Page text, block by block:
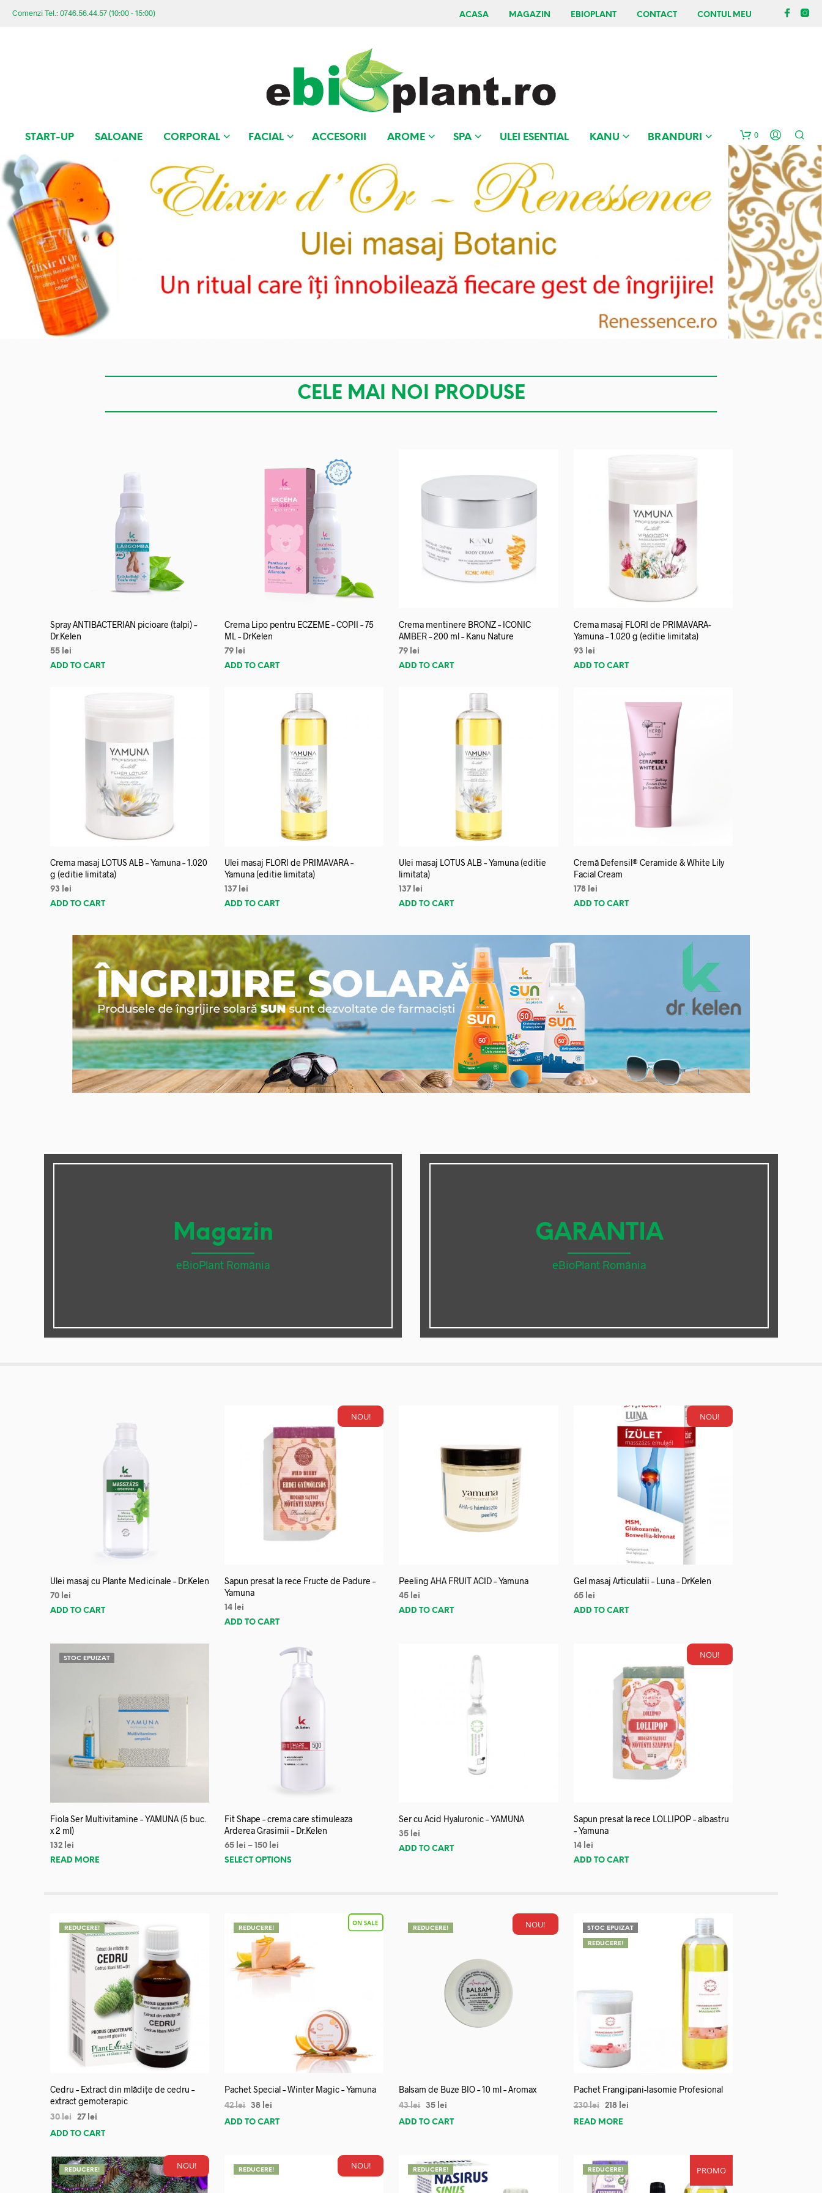
Comenzi Tel.: 0746.56.44.57 (10:00 - 15:00) ACASA MAGAZIN EBIOPLANT CONTACT CONTUL MEU
START-UP SALOANE CORPORAL FACIAL ACCESORII AROME SPA ULEI ESENTIAL KANU BRANDURI 0
CELE MAI NOI PRODUSE
Spray ANTIBACTERIAN picioare (talpi) –
Dr.Kelen
55 lei
ADD TO CART
Crema Lipo pentru ECZEME – COPII – 75
ML – DrKelen
79 lei
ADD TO CART
Crema mentinere BRONZ – ICONIC
AMBER – 200 ml – Kanu Nature
79 lei
ADD TO CART
Crema masaj FLORI de PRIMAVARA-
Yamuna – 1.020 g (editie limitata)
93
lei
ADD TO CART
Crema masaj LOTUS ALB – Yamuna – 1.020
g (editie limitata)
93
lei
ADD TO CART
Ulei masaj FLORI de PRIMAVARA –
Yamuna (editie limitata)
137 lei
ADD TO CART
Ulei masaj LOTUS ALB – Yamuna (editie
limitata)
137 lei
ADD TO CART
Cremă Defensil® Ceramide & White Lily
Facial Cream
178 lei
ADD TO CART
Magazin
eBioPlant România
GARANTIA
eBioPlant România
Ulei masaj cu Plante Medicinale – Dr.Kelen
70 lei
ADD TO CART
NOU!
Sapun presat la rece Fructe de Padure –
Yamuna
14 lei
ADD TO CART
Peeling AHA FRUIT ACID – Yamuna
45 lei
ADD TO CART
NOU!
Gel masaj Articulatii – Luna – DrKelen
65 lei
ADD TO CART
STOC EPUIZAT
Fiola Ser Multivitamine – YAMUNA (5 buc.
x 2 ml)
132 lei
READ MORE
Fit Shape – crema care stimuleaza
Arderea Grasimii – Dr.Kelen
65 lei – 150 lei
SELECT OPTIONS
Ser cu Acid Hyaluronic – YAMUNA
35 lei
ADD TO CART
NOU!
Sapun presat la rece LOLLIPOP – albastru
– Yamuna
14 lei
ADD TO CART
REDUCERE!
Cedru – Extract din mlădițe de cedru –
extract gemoterapic
30lei 27 lei
ADD TO CART
REDUCERE!
Pachet Special – Winter Magic – Yamuna
42lei 38 lei
ADD TO CART
NOU!
REDUCERE!
Balsam de Buze BIO – 10 ml – Aromax
43lei 35 lei
ADD TO CART
STOC EPUIZAT
REDUCERE!
Pachet Frangipani-Iasomie Profesional
230lei 218 lei
READ MORE
NOU!
REDUCERE! NOU!
REDUCERE! REDUCERE! PROMO
REDUCERE!